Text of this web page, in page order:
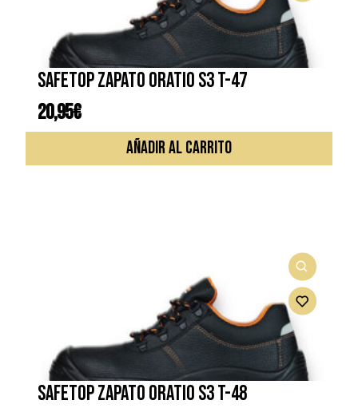
SAFETOP ZAPATO ORATIO S3 T-47
20,95€
AÑADIR AL CARRITO
SAFETOP ZAPATO ORATIO S3 T-48